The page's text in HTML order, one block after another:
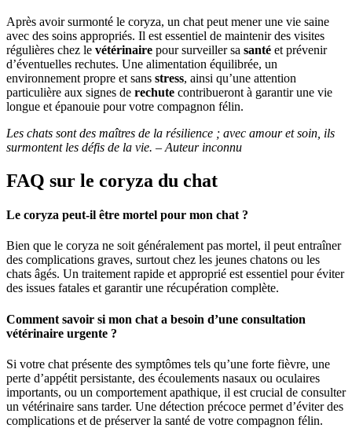
Après avoir surmonté le coryza, un chat peut mener une vie saine
avec des soins appropriés. Il est essentiel de maintenir des visites
régulières chez le vétérinaire pour surveiller sa santé et prévenir
d’éventuelles rechutes. Une alimentation équilibrée, un
environnement propre et sans stress, ainsi qu’une attention
particulière aux signes de rechute contribueront à garantir une vie
longue et épanouie pour votre compagnon félin.
Les chats sont des maîtres de la résilience ; avec amour et soin, ils
surmontent les défis de la vie. – Auteur inconnu
FAQ sur le coryza du chat
Le coryza peut-il être mortel pour mon chat ?
Bien que le coryza ne soit généralement pas mortel, il peut entraîner
des complications graves, surtout chez les jeunes chatons ou les
chats âgés. Un traitement rapide et approprié est essentiel pour éviter
des issues fatales et garantir une récupération complète.
Comment savoir si mon chat a besoin d’une consultation
vétérinaire urgente ?
Si votre chat présente des symptômes tels qu’une forte fièvre, une
perte d’appétit persistante, des écoulements nasaux ou oculaires
importants, ou un comportement apathique, il est crucial de consulter
un vétérinaire sans tarder. Une détection précoce permet d’éviter des
complications et de préserver la santé de votre compagnon félin.